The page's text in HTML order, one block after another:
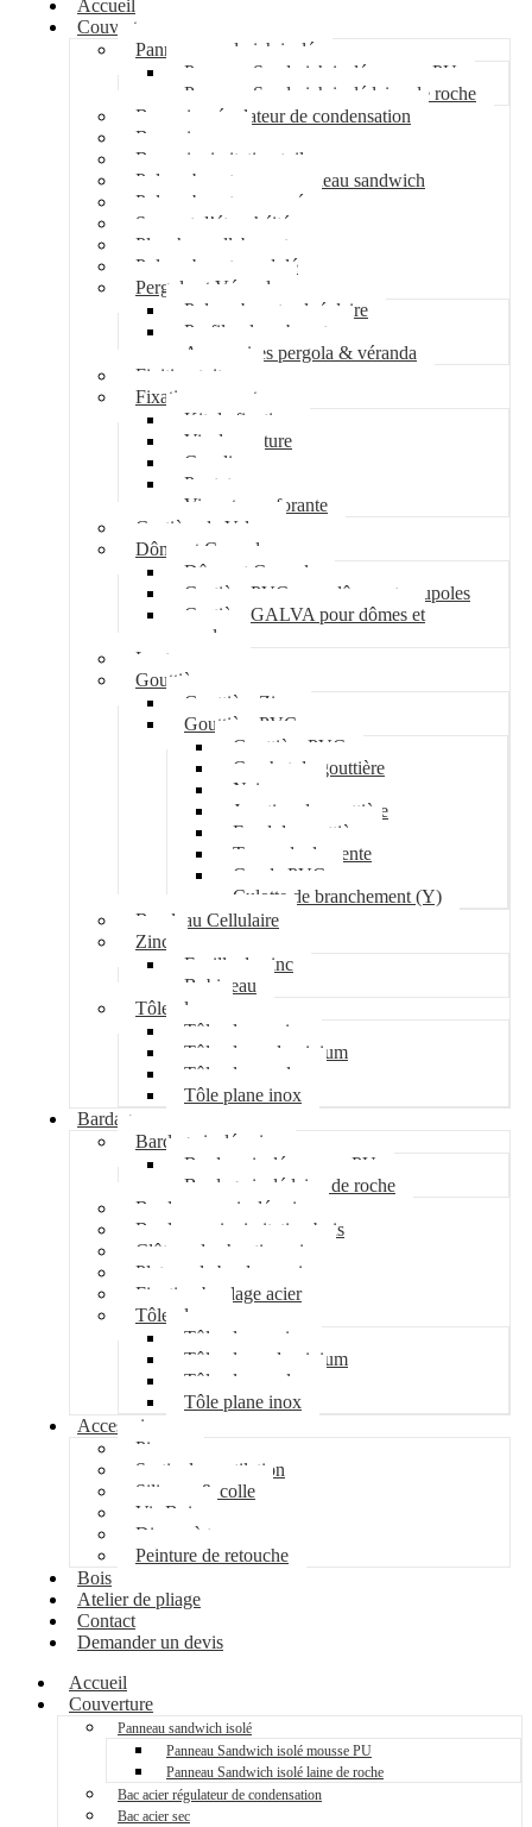
Accueil
Couverture
Panneau sandwich isolé
Panneau Sandwich isolé mousse PU
Panneau Sandwich isolé laine de roche
Bac acier régulateur de condensation
Bac acier sec
Bac acier imitation tuile
Polycarbonate pour panneau sandwich
Polycarbonate nervuré
Support d’étanchéité
Plancher collaborant
Polycarbonate ondulé
Pergola et Véranda
Polycarbonate alvéolaire
Profil polycarbonate
Accessoires pergola & véranda
Finition toiture
Fixation couverture
Kit de fixation
Vis de couture
Cavalier
Pontet
Vis auto-perforante
Costière de Velux
Dôme et Coupole
Dôme et Coupole
Costière PVC pour dômes et coupoles
Costière GALVA pour dômes et
coupoles
Lanterneau
Gouttière
Gouttière Zinc
Gouttière PVC
Gouttière PVC
Crochet de gouttière
Naissance
Jonction de gouttière
Fond de gouttière
Tuyau de descente
Coude PVC
Culotte de branchement (Y)
Bandeau Cellulaire
Zinc
Feuille de zinc
Bobineau
Tôle plane
Tôle plane acier
Tôle plane aluminium
Tôle plane galva
Tôle plane inox
Bardage
Bardage isolé acier
Bardage isolé mousse PU
Bardage isolé laine de roche
Bardage non isolé acier
Bardage acier imitation bois
Clôture de chantier acier
Plateau de bardage acier
Fixation bardage acier
Tôle plane
Tôle plane acier
Tôle plane aluminium
Tôle plane galva
Tôle plane inox
Accessoires
Pipeco
Sortie de ventilation
Silicone & colle
Vis Bois
Disque à tronçonner
Peinture de retouche
Bois
Atelier de pliage
Contact
Demander un devis
Accueil
Couverture
Panneau sandwich isolé
Panneau Sandwich isolé mousse PU
Panneau Sandwich isolé laine de roche
Bac acier régulateur de condensation
Bac acier sec